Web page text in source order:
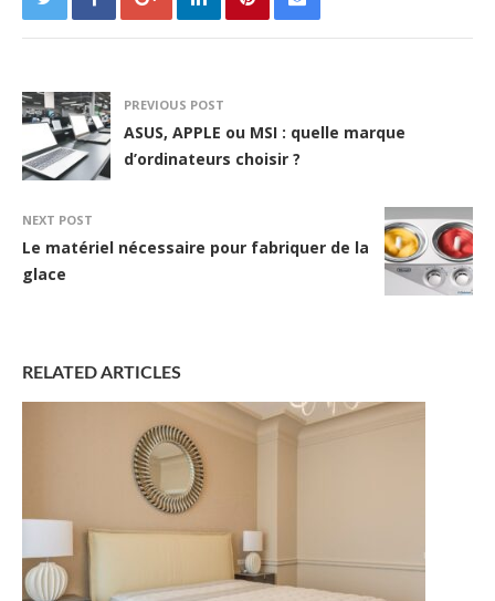
PREVIOUS POST
ASUS, APPLE ou MSI : quelle marque
d’ordinateurs choisir ?
NEXT POST
Le matériel nécessaire pour fabriquer de la
glace
RELATED ARTICLES